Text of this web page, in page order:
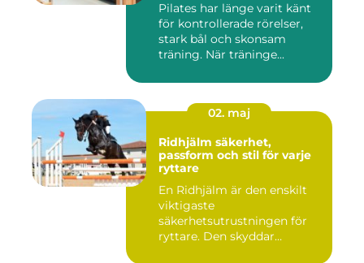
Pilates har länge varit känt
för kontrollerade rörelser,
stark bål och skonsam
träning. När träninge...
02. maj
Ridhjälm säkerhet,
passform och stil för varje
ryttare
En Ridhjälm är den enskilt
viktigaste
säkerhetsutrustningen för
ryttare. Den skyddar